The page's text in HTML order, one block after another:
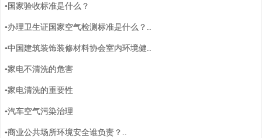
•国家验收标准是什么？
•办理卫生证国家空气检测标准是什么？..
•中国建筑装饰装修材料协会室内环境健..
•家电不清洗的危害
•家电清洗的重要性
•汽车空气污染治理
•商业公共场所环境安全谁负责？..